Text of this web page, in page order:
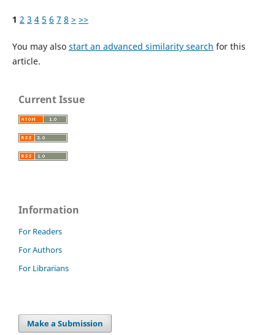
1 2 3 4 5 6 7 8 > >>
You may also start an advanced similarity search for this
article.
Current Issue
Information
For Readers
For Authors
For Librarians
Make a Submission